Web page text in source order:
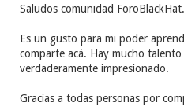
Saludos comunidad ForoBlackHat.
Es un gusto para mi poder
comparte acá. Hay mucho
verdaderamente impresionado.
Gracias a todas personas por